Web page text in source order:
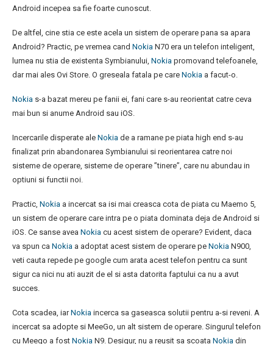
Android incepea sa fie foarte cunoscut.
De altfel, cine stia ce este acela un sistem de operare pana sa apara
Android? Practic, pe vremea cand Nokia N70 era un telefon inteligent,
lumea nu stia de existenta Symbianului, Nokia promovand telefoanele,
dar mai ales Ovi Store. O greseala fatala pe care Nokia a facut-o.
Nokia s-a bazat mereu pe fanii ei, fani care s-au reorientat catre ceva
mai bun si anume Android sau iOS.
Incercarile disperate ale Nokia de a ramane pe piata high end s-au
finalizat prin abandonarea Symbianului si reorientarea catre noi
sisteme de operare, sisteme de operare ”tinere”, care nu abundau in
optiuni si functii noi.
Practic, Nokia a incercat sa isi mai creasca cota de piata cu Maemo 5,
un sistem de operare care intra pe o piata dominata deja de Android si
iOS. Ce sanse avea Nokia cu acest sistem de operare? Evident, daca
va spun ca Nokia a adoptat acest sistem de operare pe Nokia N900,
veti cauta repede pe google cum arata acest telefon pentru ca sunt
sigur ca nici nu ati auzit de el si asta datorita faptului ca nu a avut
succes.
Cota scadea, iarNokia incerca sa gaseasca solutii pentru a-si reveni. A
incercat sa adopte si MeeGo, un alt sistem de operare. Singurul telefon
cu Meego a fost Nokia N9. Desigur, nu a reusit sa scoata Nokia din